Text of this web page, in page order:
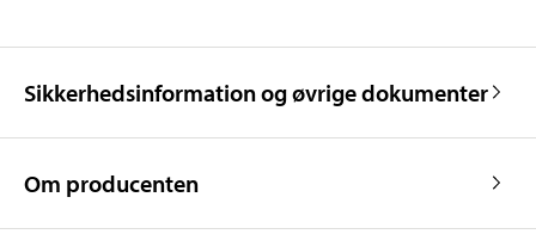
Sikkerhedsinformation og øvrige dokumenter
Om producenten